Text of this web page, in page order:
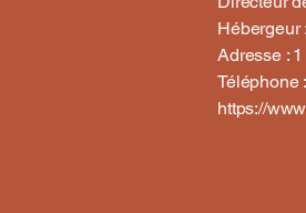
Hébergeur
Adresse :
Téléphone
https://